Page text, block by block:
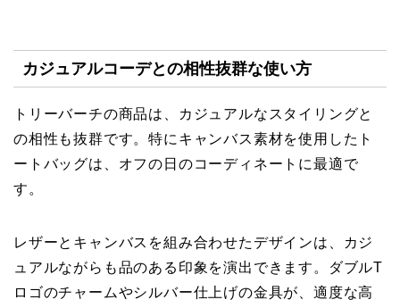
カジュアルコーデとの相性抜群な使い方
トリーバーチの商品は、カジュアルなスタイリングと
の相性も抜群です。特にキャンバス素材を使用したト
ートバッグは、オフの日のコーディネートに最適で
す。
レザーとキャンバスを組み合わせたデザインは、カジ
ュアルながらも品のある印象を演出できます。ダブルT
ロゴのチャームやシルバー仕上げの金具が、適度な高